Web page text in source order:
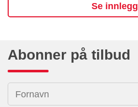
Se innlegg
Abonner på tilbud
Fornavn